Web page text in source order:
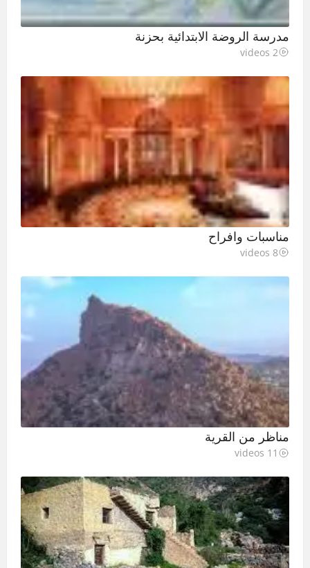
مدرسة الروضة الابتدائية بحزنة
2 videos
مناسبات وافراح
8 videos
مناظر من القرية
11 videos